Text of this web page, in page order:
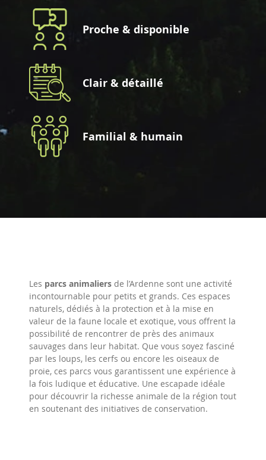
Proche & disponible
Clair & détaillé
Familial & humain
Les parcs animaliers de l’Ardenne sont une activité
incontournable pour petits et grands. Ces espaces
naturels, dédiés à la protection et à la mise en
valeur de la faune locale et exotique, vous offrent la
possibilité de rencontrer de près des animaux
sauvages dans leur habitat. Que vous soyez fasciné
par les loups, les cerfs ou encore les oiseaux de
proie, ces parcs vous garantissent une expérience à
la fois ludique et éducative. Une escapade idéale
pour découvrir la richesse animale de la région tout
en soutenant des initiatives de conservation.